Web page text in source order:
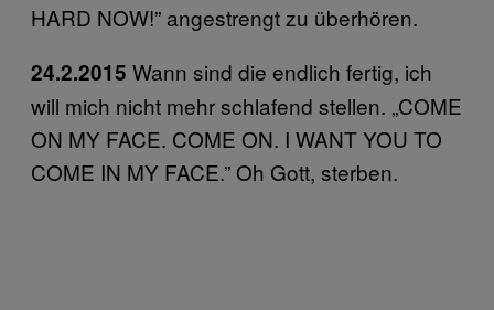
HARD NOW!” angestrengt zu überhören.
24.2.2015 Wann sind die endlich fertig, ich
will mich nicht mehr schlafend stellen. „COME
ON MY FACE. COME ON. I WANT YOU TO
COME IN MY FACE.” Oh Gott, sterben.